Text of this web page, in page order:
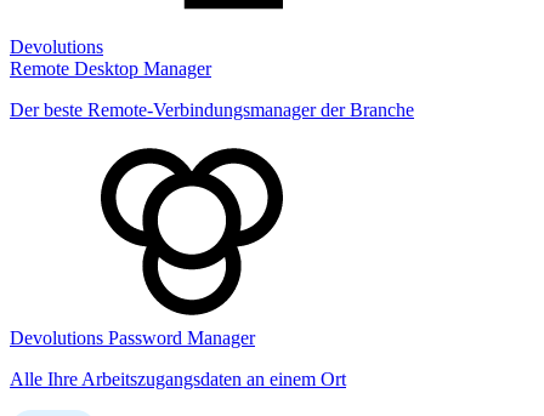
Devolutions
Remote Desktop Manager
Der beste Remote-Verbindungsmanager der Branche
Devolutions Password Manager
Alle Ihre Arbeitszugangsdaten an einem Ort